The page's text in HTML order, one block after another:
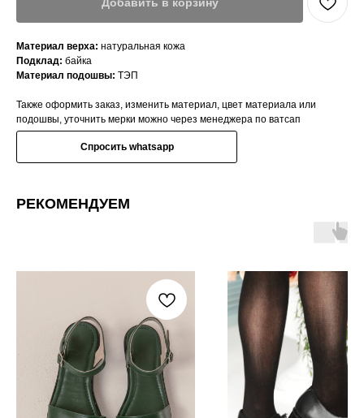
Материал верха: натуральная кожа
Подклад: байка
Материал подошвы: ТЭП
Также оформить заказ, изменить материал, цвет материала или
подошвы, уточнить мерки можно через менеджера по ватсап
Спросить whatsapp
РЕКОМЕНДУЕМ